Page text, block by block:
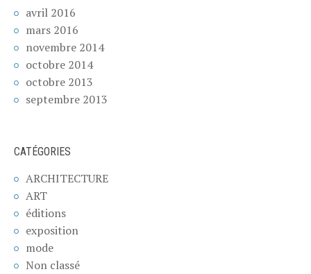
avril 2016
mars 2016
novembre 2014
octobre 2014
octobre 2013
septembre 2013
CATÉGORIES
ARCHITECTURE
ART
éditions
exposition
mode
Non classé